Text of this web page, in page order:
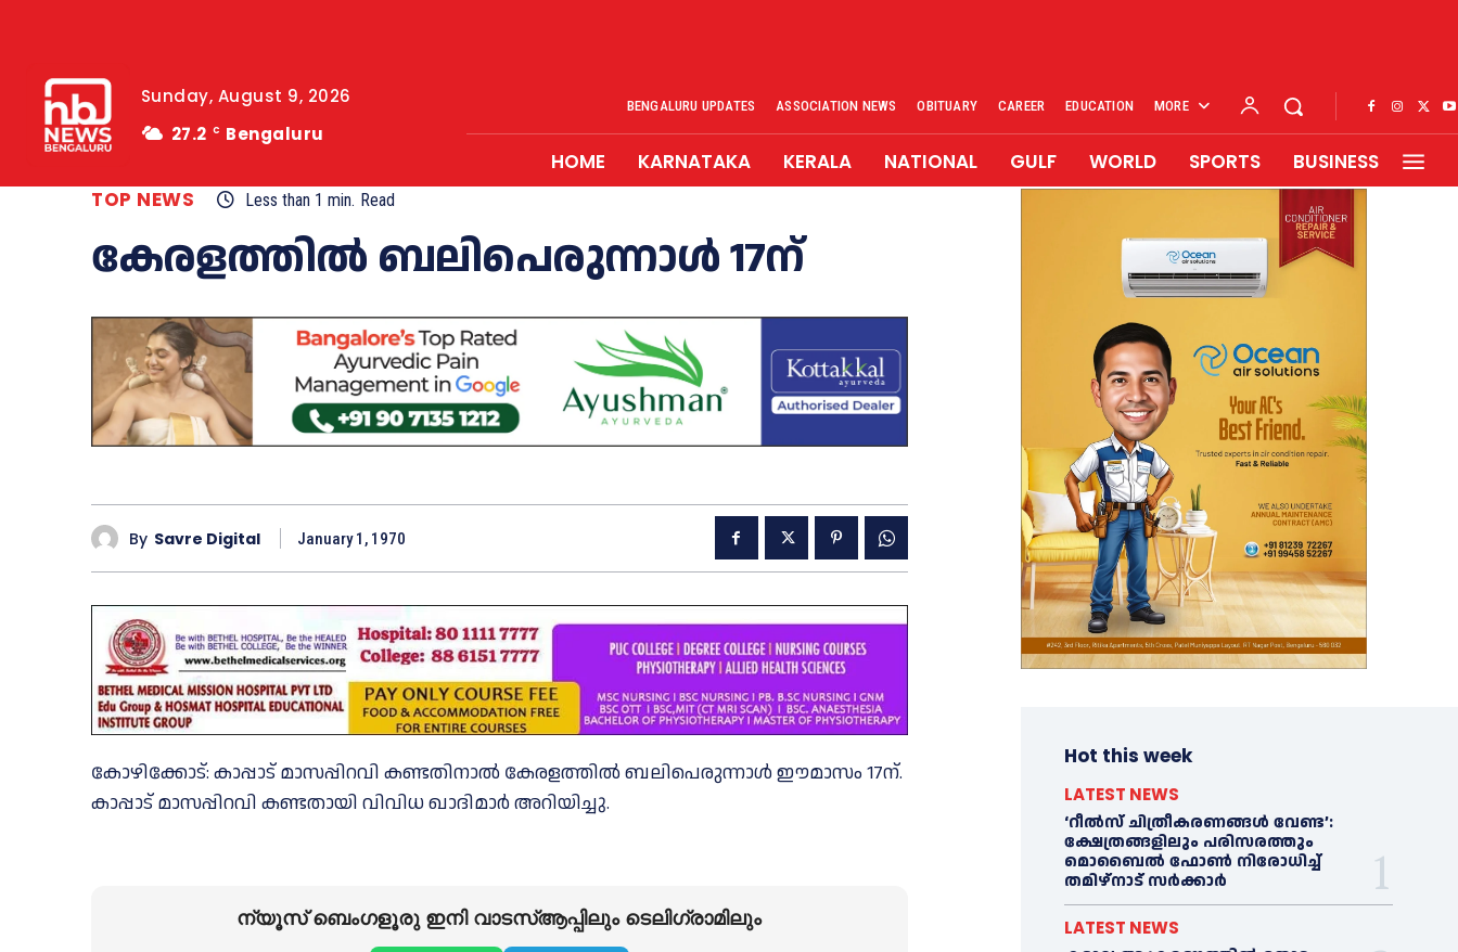
Sunday, August 9, 2026
27.2 C Bengaluru
BENGALURU UPDATES ASSOCIATION NEWS OBITUARY CAREER EDUCATION MORE
HOME KARNATAKA KERALA NATIONAL GULF WORLD SPORTS
BUSINESS
TOP NEWS
Less than 1 min. Read
കേരളത്തിൽ ബലിപെരുന്നാൾ 17ന്
By Savre Digital January 1, 1970
കോഴിക്കോട്: കാപ്പാട് മാസപ്പിറവി കണ്ടതിനാൽ കേരളത്തിൽ ബലിപെരുന്നാൾ ഈമാസം 17ന്.
കാപ്പാട് മാസപ്പിറവി കണ്ടതായി വിവിധ ഖാദിമാർ അറിയിച്ചു.
ന്യൂസ് ബെംഗളൂരു ഇനി വാടസ്ആപ്പിലും ടെലിഗ്രാമിലും
Hot this week
LATEST NEWS
‘റീല്‍സ് ചിത്രീകരണങ്ങള്‍ വേണ്ട’:
ക്ഷേത്രങ്ങളിലും പരിസരത്തും
മൊബൈല്‍ ഫോണ്‍ നിരോധിച്ച്‌
തമിഴ്നാട് സര്‍ക്കാര്‍
LATEST NEWS